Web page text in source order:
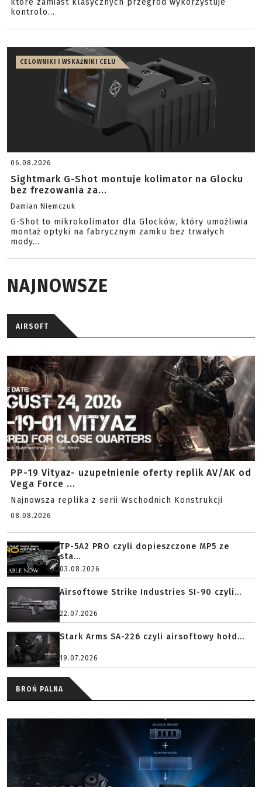
które zamiast klasycznych przegród wykorzystuje
kontrolo...
CELOWNIKI I WSKAŹNIKI CELU
06.08.2026
Sightmark G-Shot montuje kolimator na Glocku
bez frezowania za...
Damian Niemczuk
G-Shot to mikrokolimator dla Glocków, który umożliwia
montaż optyki na fabrycznym zamku bez trwałych
mody...
NAJNOWSZE
AIRSOFT
PP-19 Vityaz- uzupełnienie oferty replik AV/AK od
Vega Force ...
Najnowsza replika z serii Wschodnich Konstrukcji
08.08.2026
TP-5A2 PRO czyli dopieszczone MP5 ze
sta...
03.08.2026
Airsoftowe Strike Industries SI-90 czyli...
22.07.2026
Stark Arms SA-226 czyli airsoftowy hołd...
19.07.2026
BROŃ PALNA